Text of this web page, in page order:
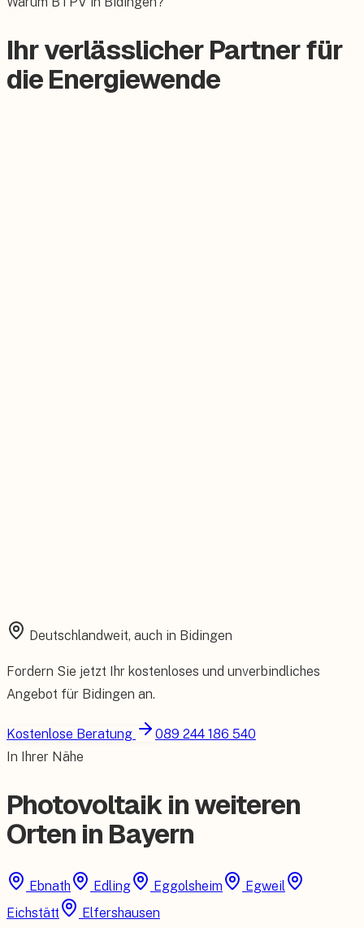
Ihr verlässlicher Partner für
die Energiewende
Deutschlandweit, auch in Bidingen
Fordern Sie jetzt Ihr kostenloses und unverbindliches
Angebot für Bidingen an.
Kostenlose Beratung
089 244 186 540
In Ihrer Nähe
Photovoltaik in weiteren
Orten in Bayern
Ebnath Edling Eggolsheim
Egweil
Eichstätt
Elfershausen